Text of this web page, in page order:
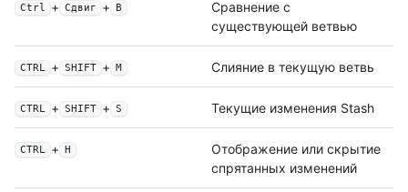
Ctrl + Сдвиг + B
Сравнение с
существующей ветвью
CTRL + SHIFT + M Слияние в текущую ветвь
CTRL + SHIFT + S Текущие изменения Stash
CTRL + H
Отображение или скрытие
спрятанных изменений